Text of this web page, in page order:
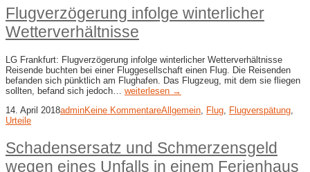
Flugverzögerung infolge winterlicher
Wetterverhältnisse
LG Frankfurt: Flugverzögerung infolge winterlicher Wetterverhältnisse
Reisende buchten bei einer Fluggesellschaft einen Flug. Die Reisenden
befanden sich pünktlich am Flughafen. Das Flugzeug, mit dem sie fliegen
sollten, befand sich jedoch… weiterlesen →
14. April 2018adminKeine KommentareAllgemein Flug Flugverspätung
Urteile
Schadensersatz und Schmerzensgeld
wegen eines Unfalls in einem Ferienhaus